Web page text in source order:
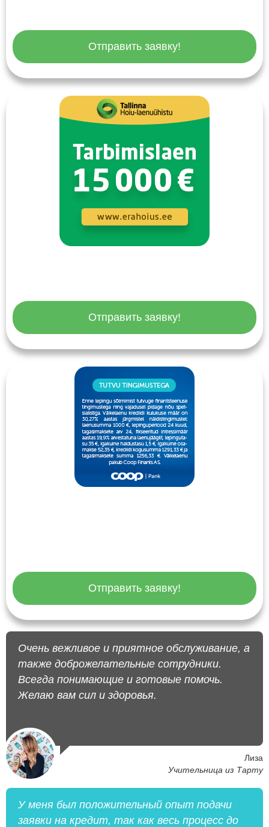
Отправить заявку!
Отправить заявку!
Отправить заявку!
Очень вежливое и приятное обслуживание, а
также доброжелательные сотрудники.
Всегда понимающие и готовые помочь.
Желаю вам сил и здоровья.
Лиза
Учительница из Тарту
У меня был положительный опыт подачи
заявки на кредит, так как весь процесс до